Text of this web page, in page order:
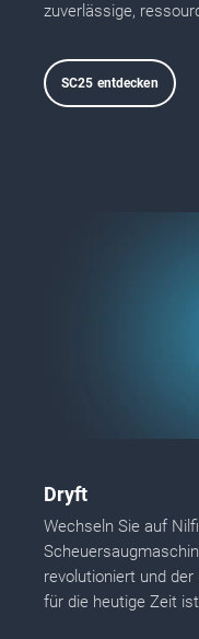
zuverlässige,
SC25 entdecken
Dryft
Wechseln Sie auf
revolutioniert und
für die heutige Zeit